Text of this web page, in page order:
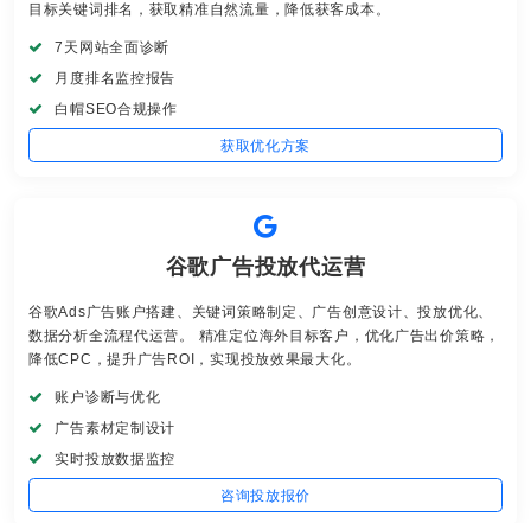
目标关键词排名，获取精准自然流量，降低获客成本。
7天网站全面诊断
月度排名监控报告
白帽SEO合规操作
获取优化方案
谷歌广告投放代运营
谷歌Ads广告账户搭建、关键词策略制定、广告创意设计、投放优化、
数据分析全流程代运营。 精准定位海外目标客户，优化广告出价策略，
降低CPC，提升广告ROI，实现投放效果最大化。
账户诊断与优化
广告素材定制设计
实时投放数据监控
咨询投放报价